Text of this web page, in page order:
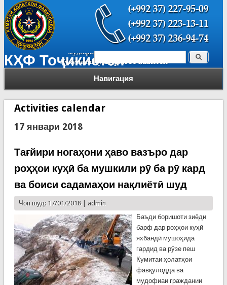
КҲФ Тоҷикистон
Навигация
Форма поиска Поиск
Activities calendar
17 январи 2018
Тағйири ногаҳони ҳаво вазъро дар
роҳҳои куҳӣ ба мушкили рӯ ба рӯ кард
ва боиси садамаҳои нақлиётӣ шуд
Чоп шуд: 17/01/2018 | admin
Баъди боришоти зиёди
барф дар роҳҳои куҳӣ
яхбандӣ мушоҳида
гардид ва рӯзе пеш
Кумитаи ҳолатҳои
фавқулодда ва
мудофиаи граждании